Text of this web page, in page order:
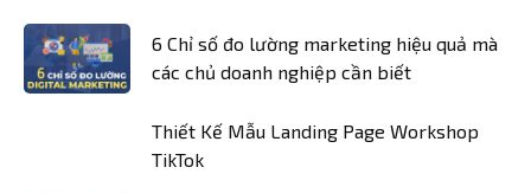
6 Chỉ số đo lường marketing hiệu quả mà
các chủ doanh nghiệp cần biết
Thiết Kế Mẫu Landing Page Workshop
TikTok